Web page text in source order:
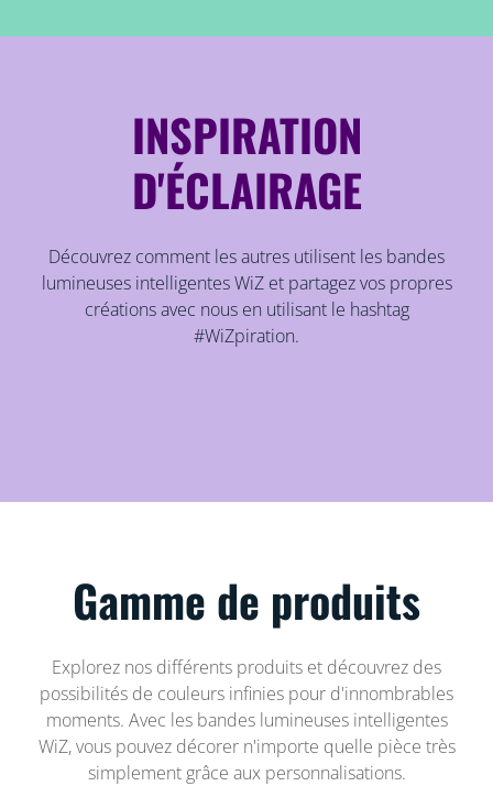
INSPIRATION
D'ÉCLAIRAGE
Découvrez comment les autres utilisent les bandes
lumineuses intelligentes WiZ et partagez vos propres
créations avec nous en utilisant le hashtag
#WiZpiration.
Gamme de produits
Explorez nos différents produits et découvrez des
possibilités de couleurs infinies pour d'innombrables
moments. Avec les bandes lumineuses intelligentes
WiZ, vous pouvez décorer n'importe quelle pièce très
simplement grâce aux personnalisations.